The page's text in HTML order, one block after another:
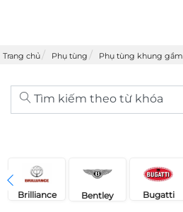
Trang chủ Phụ tùng Phụ tùng khung gầm
Tìm kiếm theo từ khóa
Brilliance Bentley Bugatti